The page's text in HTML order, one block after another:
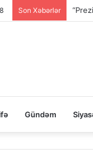
Son Xəbərlər
Gündəm